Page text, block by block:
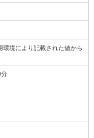
境により記載された値から